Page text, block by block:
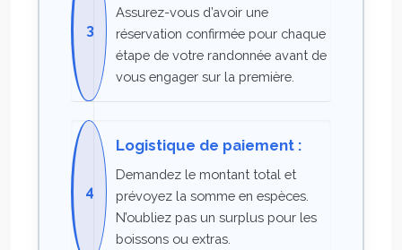
Assurez-vous d’avoir une
réservation confirmée pour chaque
étape de votre randonnée avant de
vous engager sur la première.
Logistique de paiement :
Demandez le montant total et
prévoyez la somme en espèces.
N’oubliez pas un surplus pour les
boissons ou extras.